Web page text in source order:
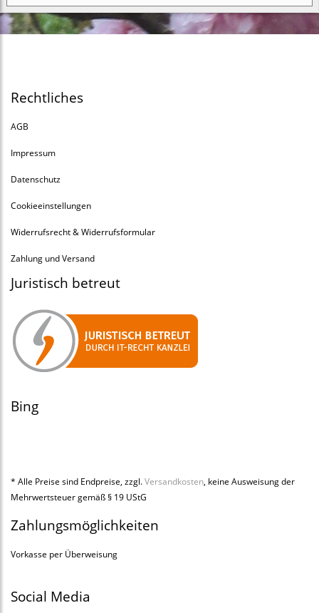
Rechtliches
AGB
Impressum
Datenschutz
Cookieeinstellungen
Widerrufsrecht & Widerrufsformular
Zahlung und Versand
Juristisch betreut
Bing
* Alle Preise sind Endpreise, zzgl.Versandkosten, keine Ausweisung der
Mehrwertsteuer gemäß § 19 UStG
Zahlungsmöglichkeiten
Vorkasse per Überweisung
Social Media